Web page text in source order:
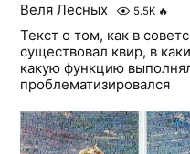
Веля Лесных 5.5K 🔥
Текст о том, как в
существовал квир, в
какую функцию
проблематизировался